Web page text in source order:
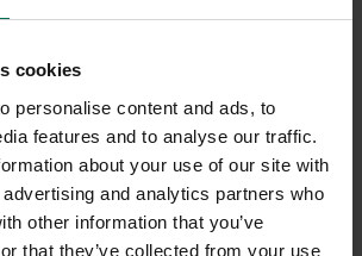
cookies
personalise content and ads, to
features and to analyse our traffic.
about your use of our site with
and analytics partners who
other information that you’ve
that they’ve collected from your use
-88%